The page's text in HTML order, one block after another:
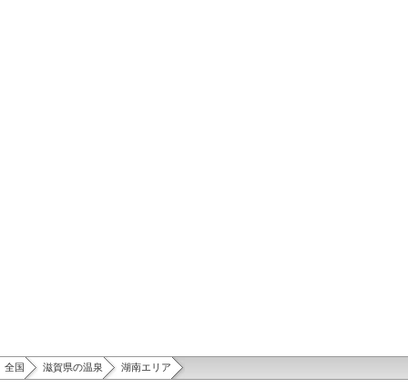
全国 滋賀県の温泉 湖南エリア